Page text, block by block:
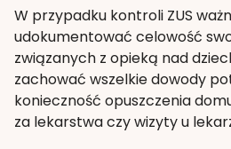
W przypadku kontroli ZUS
udokumentować celowość
związanych z opieką nad
zachować wszelkie dowody
konieczność opuszczenia
za lekarstwa czy wizyty u